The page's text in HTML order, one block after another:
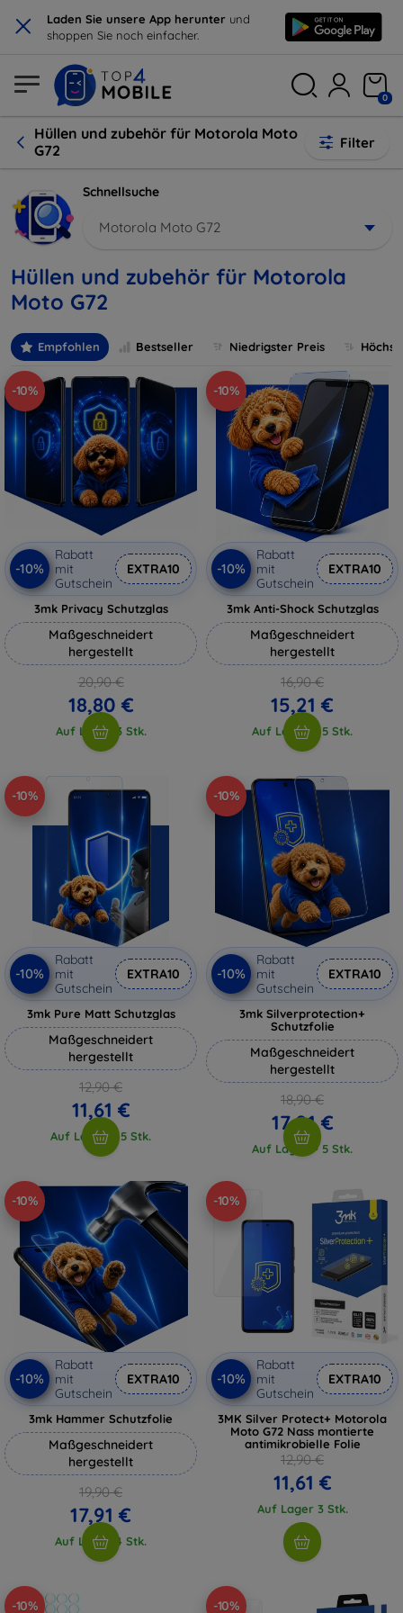
× Laden Sie unsere App herunter und
shoppen Sie noch einfacher.
0
Hüllen und zubehör für Motorola Moto
G72
Filter
Schnellsuche
Motorola Moto G72
Hüllen und zubehör für Motorola
Moto G72
Empfohlen Bestseller Niedrigster Preis
-10%
-10%
Rabatt
mit
Gutschein
EXTRA10
3mk Privacy Schutzglas
Maßgeschneidert
hergestellt
20,90 €
18,80 €
Auf Lager 3 Stk.
-10%
-10%
Rabatt
mit
Gutschein
EXTRA10
3mk Anti-Shock Schutzglas
Maßgeschneidert
hergestellt
16,90 €
15,21 €
Auf Lager > 5 Stk.
-10%
-10%
Rabatt
mit
Gutschein
EXTRA10
3mk Pure Matt Schutzglas
Maßgeschneidert
hergestellt
12,90 €
11,61 €
Auf Lager > 5 Stk.
-10%
-10%
Rabatt
mit
Gutschein
EXTRA10
3mk Silverprotection+
Schutzfolie
Maßgeschneidert
hergestellt
18,90 €
17,01 €
Auf Lager > 5 Stk.
-10%
-10%
Rabatt
mit
Gutschein
EXTRA10
3mk Hammer Schutzfolie
Maßgeschneidert
hergestellt
19,90 €
17,91 €
Auf Lager 4 Stk.
-10%
-10%
Rabatt
mit
Gutschein
EXTRA10
3MK Silver Protect+ Motorola
Moto G72 Nass montierte
antimikrobielle Folie
12,90 €
11,61 €
Auf Lager 3 Stk.
-10% -10%